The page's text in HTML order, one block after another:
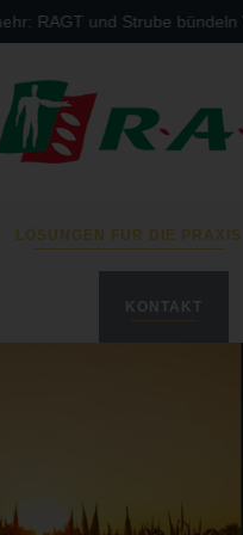
RAGT und Strube
LÖSUNGEN FÜR DIE PRAXIS
KONTAKT